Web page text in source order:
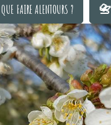
ALENTOURS ?
ALENTOURS ?
📇
📇